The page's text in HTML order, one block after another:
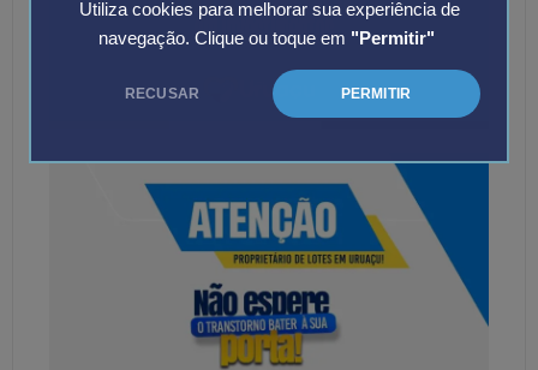
Utiliza cookies para melhorar sua experiência de
navegação. Clique ou toque em "Permitir"
RECUSAR PERMITIR